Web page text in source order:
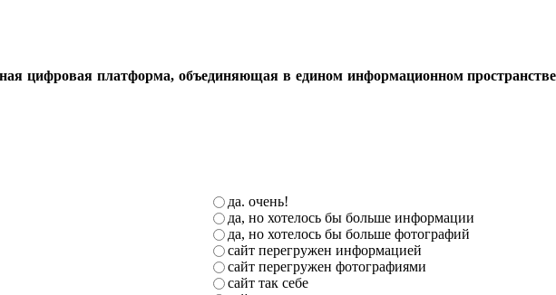
цифровая платформа, объединяющая в едином информационном
да. очень!
да, но хотелось бы больше информации
да, но хотелось бы больше фотографий
сайт перегружен информацией
сайт перегружен фотографиями
сайт так себе